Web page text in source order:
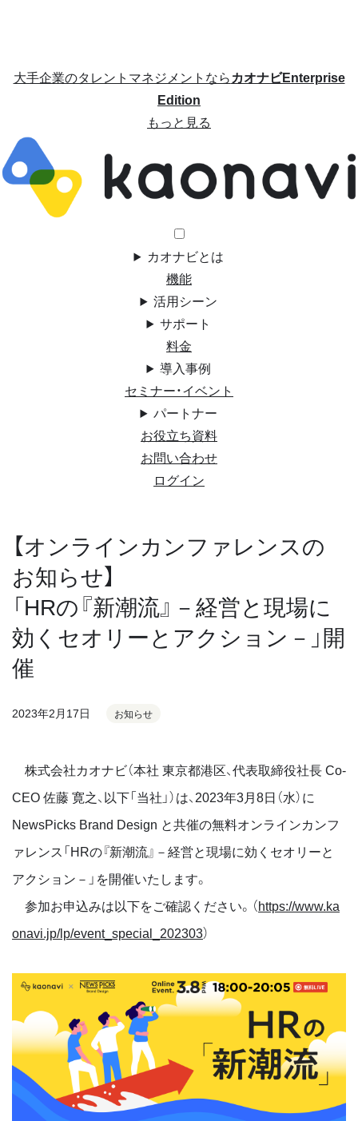
大手企業のタレントマネジメントならカオナビEnterprise
Edition
もっと見る
カオナビとは
機能
活用シーン
サポート
料金
導入事例
セミナー・イベント
パートナー
お役立ち資料
お問い合わせ
ログイン
【オンラインカンファレンスの
お知らせ】
「HRの『新潮流』－経営と現場に
効くセオリーとアクション－」開
催
2023年2月17日 お知らせ
株式会社カオナビ（本社 東京都港区、代表取締役社長 Co-
CEO 佐藤 寛之、以下「当社」）は、2023年3月8日（水）に
NewsPicks Brand Design と共催の無料オンラインカンフ
ァレンス「HRの『新潮流』－経営と現場に効くセオリーと
アクション－」を開催いたします。
参加お申込みは以下をご確認ください。（https://www.ka
onavi.jp/lp/event_special_202303）